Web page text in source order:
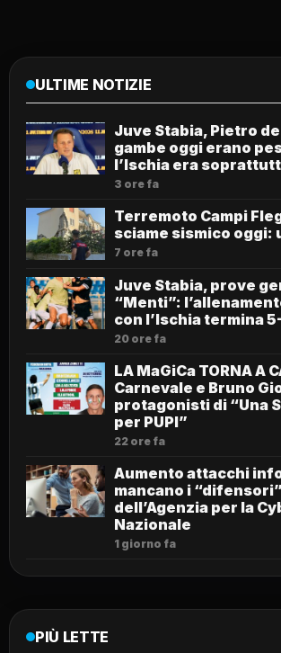
ULTIME NOTIZIE
Juve Stabia, Pietro
gambe oggi erano
l’Ischia era
3 ore fa
Terremoto Campi
sciame sismico oggi:
7 ore fa
Juve Stabia, prove
“Menti”:
con l’Ischia termina
20 ore fa
LA MaGiCa TORNA A
Carnevale e Bruno
protagonisti di “Una
per PUPI”
22 ore fa
Aumento attacchi
mancano i
dell’Agenzia per la
Nazionale
1 giorno fa
PIÙ LETTE